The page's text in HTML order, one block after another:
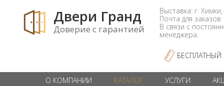
Двери Гранд
Доверие с гарантией
Выставка: г.
Почта для заказов
В связи с
менеджера.
БЕСПЛАТНЫЙ
О КОМПАНИИ КАТАЛОГ УСЛУГИ